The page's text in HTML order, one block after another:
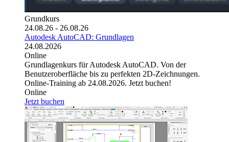
Grundkurs
24.08.26 - 26.08.26
Autodesk AutoCAD: Grundlagen
24.08.2026
Online
Grundlagenkurs für Autodesk AutoCAD. Von der
Benutzeroberfläche bis zu perfekten 2D-Zeichnungen.
Online-Training ab 24.08.2026. Jetzt buchen!
Online
Jetzt buchen